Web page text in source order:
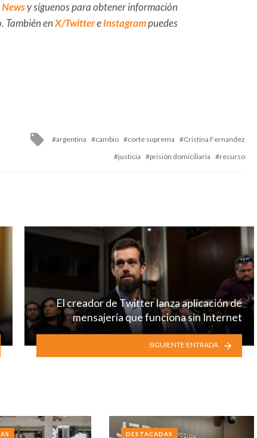
y síguenos para obtener información
También enX/TwittereInstagrampuedes
Tagged
with
argentina cambio corte suprema
Cristina Fernandez
justicia
prisión domiciliaria recurso
El creador de Twitter lanza aplicación de
mensajería que funciona sin Internet
SIGUIENTE ENTRADA
DESTACADAS